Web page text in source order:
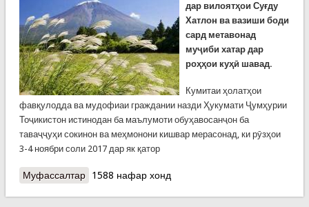
дар вилоятҳои Суғду
Хатлон ва вазиши боди
сард метавонад
муҷиби хатар дар
роҳҳои куҳӣ шавад.
Кумитаи ҳолатҳои
фавқулодда ва мудофиаи граждании назди Ҳукумати Ҷумҳурии
Тоҷикистон истинодан ба маълумоти обуҳавосанҷон ба
таваҷҷуҳи сокинон ва меҳмонони кишвар мерасонад, ки рӯзҳои
3-4 ноябри соли 2017 дар як қатор
Муфассалтаро Ҳушдори Кумитаи ҳолатҳои фавқулодда аз
1588 нафар хонд